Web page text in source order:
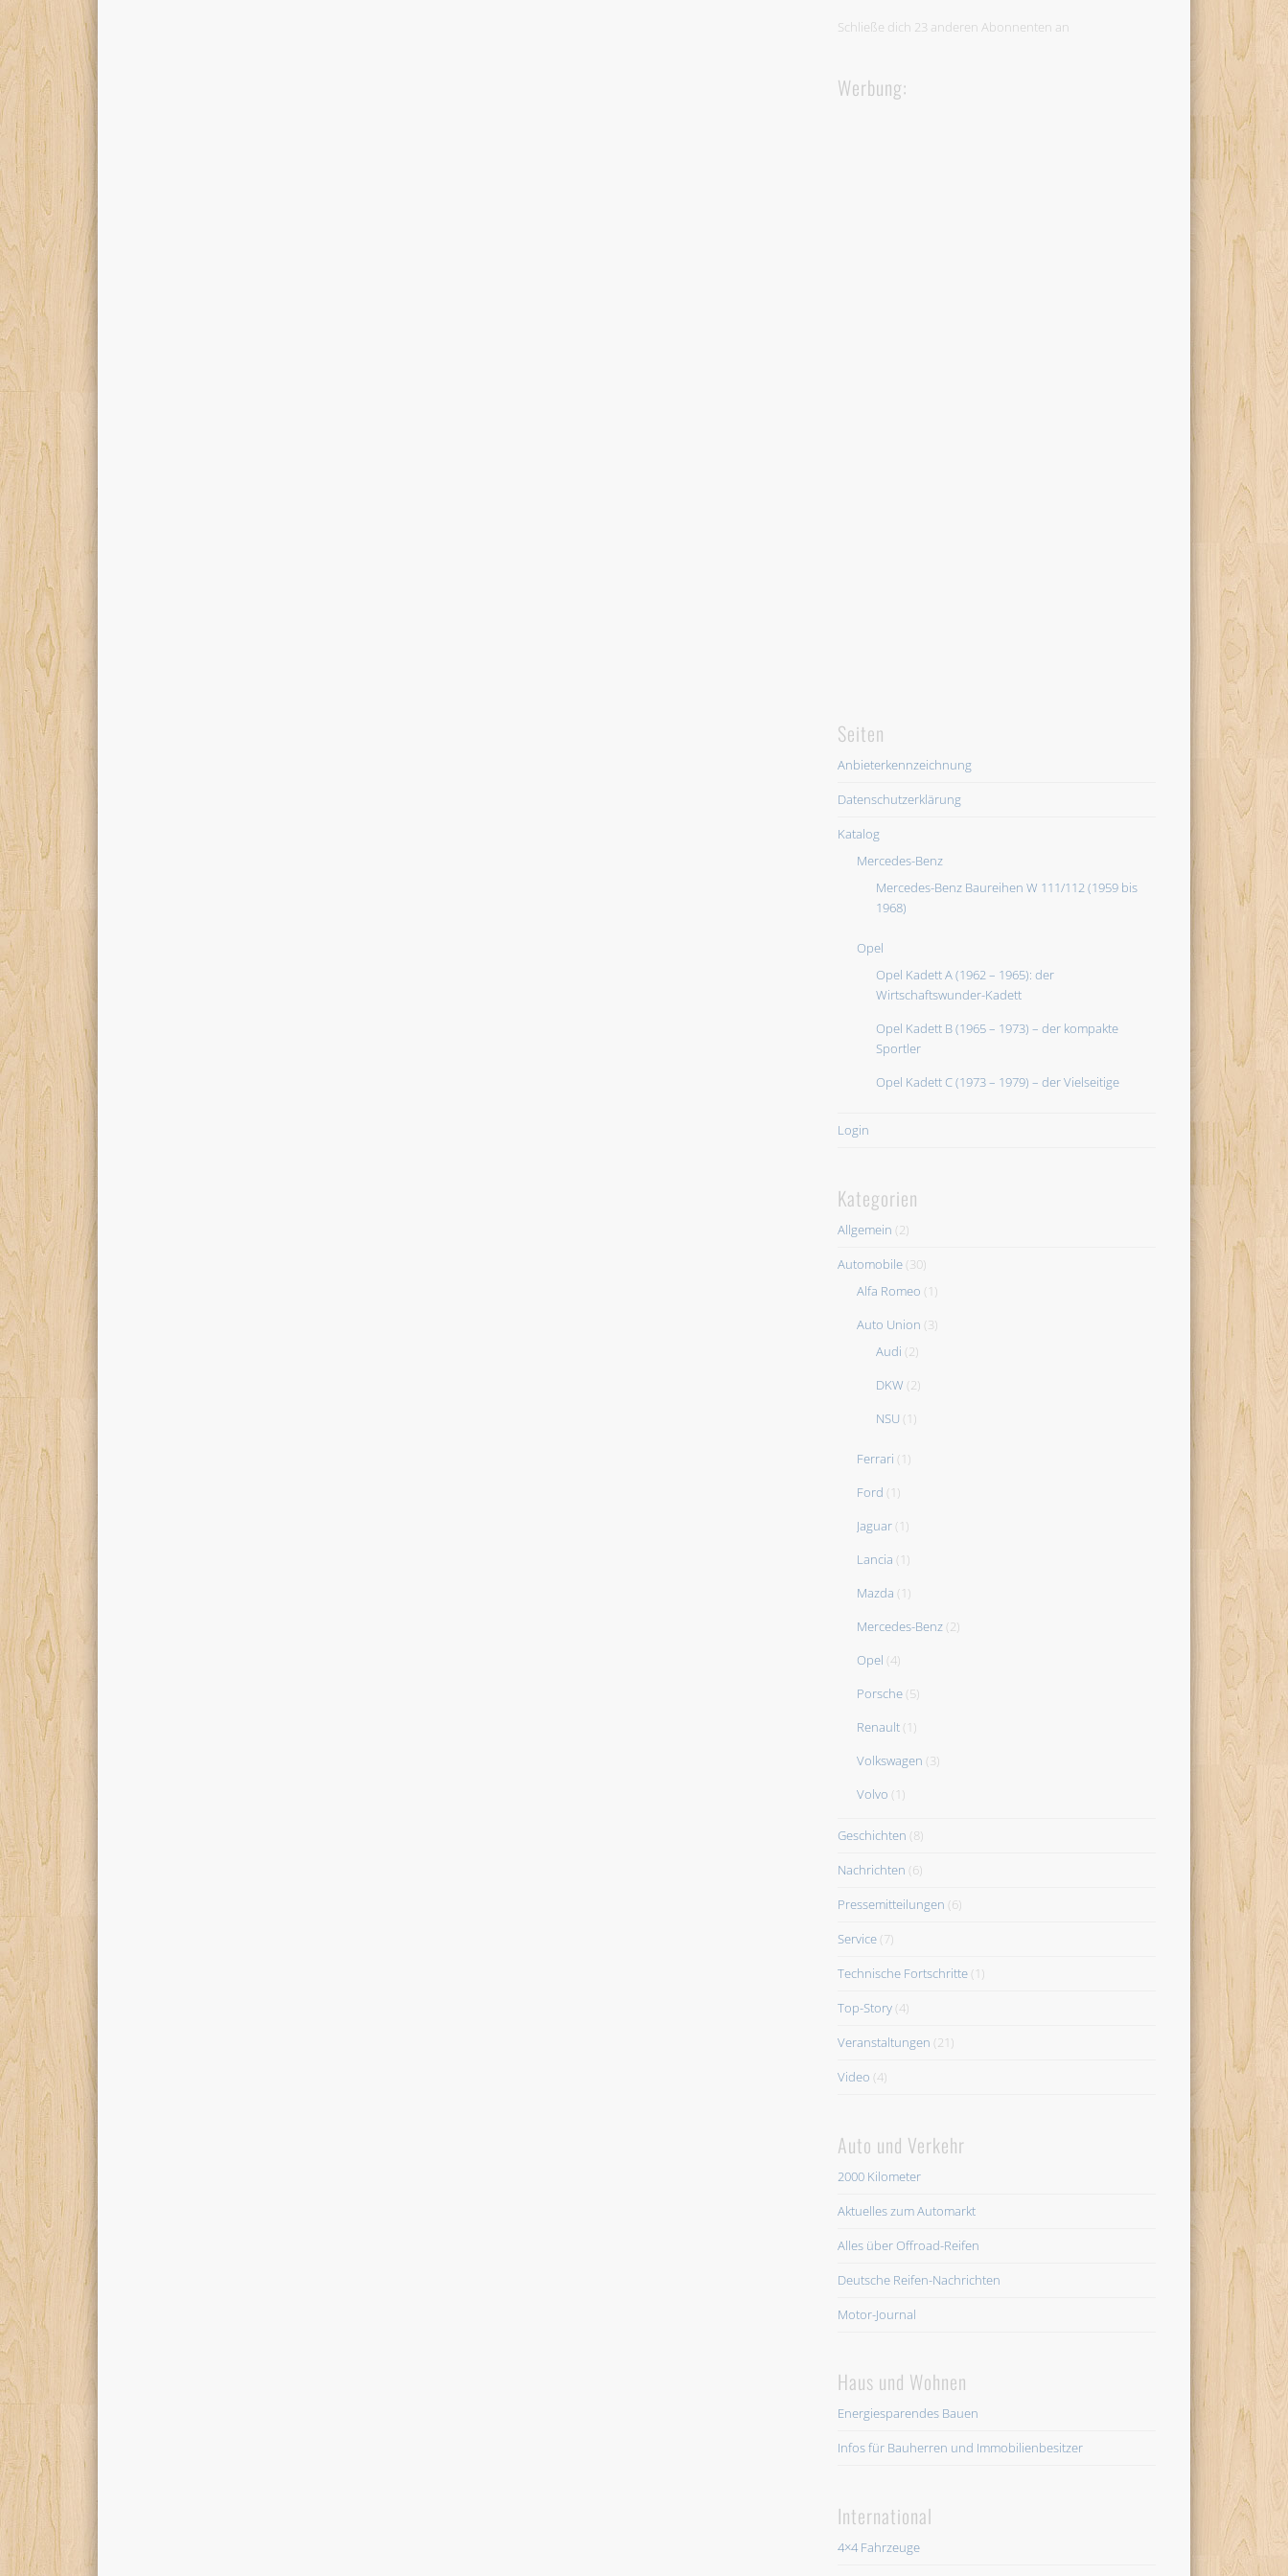
Schließe dich 23 anderen Abonnenten an
Werbung:
Seiten
Anbieterkennzeichnung
Datenschutzerklärung
Katalog
Mercedes-Benz
Mercedes-Benz Baureihen W 111/112 (1959 bis
1968)
Opel
Opel Kadett A (1962 – 1965): der
Wirtschaftswunder-Kadett
Opel Kadett B (1965 – 1973) – der kompakte
Sportler
Opel Kadett C (1973 – 1979) – der Vielseitige
Login
Kategorien
Allgemein (2)
Automobile (30)
Alfa Romeo (1)
Auto Union (3)
Audi (2)
DKW (2)
NSU (1)
Ferrari (1)
Ford (1)
Jaguar (1)
Lancia (1)
Mazda (1)
Mercedes-Benz (2)
Opel (4)
Porsche (5)
Renault (1)
Volkswagen (3)
Volvo (1)
Geschichten (8)
Nachrichten (6)
Pressemitteilungen (6)
Service (7)
Technische Fortschritte (1)
Top-Story (4)
Veranstaltungen (21)
Video (4)
Auto und Verkehr
2000 Kilometer
Aktuelles zum Automarkt
Alles über Offroad-Reifen
Deutsche Reifen-Nachrichten
Motor-Journal
Haus und Wohnen
Energiesparendes Bauen
Infos für Bauherren und Immobilienbesitzer
International
4×4 Fahrzeuge